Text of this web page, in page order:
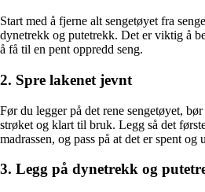
Start med å fjerne alt sengetøyet fra
dynetrekk og putetrekk. Det er viktig å
å få til en pent oppredd seng.
2. Spre lakenet jevnt
Før du legger på det rene sengetøyet,
strøket og klart til bruk. Legg så det
madrassen, og pass på at det er spent og
3. Legg på dynetrekk og